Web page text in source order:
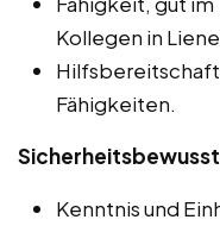
Kollegen in
Fähigkeiten.
Kenntnis und